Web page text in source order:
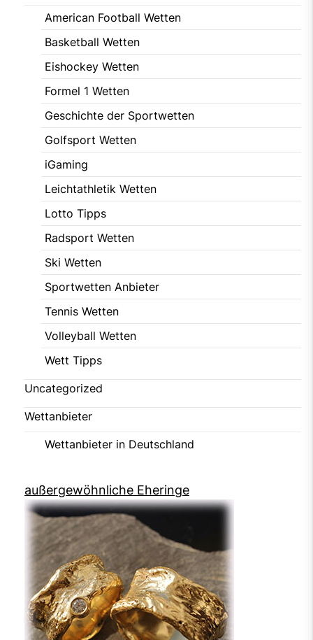
American Football Wetten
Basketball Wetten
Eishockey Wetten
Formel 1 Wetten
Geschichte der Sportwetten
Golfsport Wetten
iGaming
Leichtathletik Wetten
Lotto Tipps
Radsport Wetten
Ski Wetten
Sportwetten Anbieter
Tennis Wetten
Volleyball Wetten
Wett Tipps
Uncategorized
Wettanbieter
Wettanbieter in Deutschland
außergewöhnliche Eheringe